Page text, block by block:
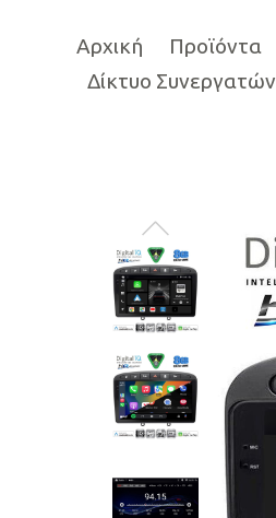
Αρχική Προϊόντα
Δίκτυο Συνεργατών